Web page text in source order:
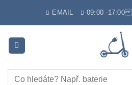
EMAIL 09:00 -17:00
Hledat: